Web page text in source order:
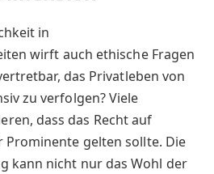
in
wirft auch ethische Fragen
das Privatleben von
zu verfolgen? Viele
dass das Recht auf
Prominente gelten sollte. Die
kann nicht nur das Wohl der